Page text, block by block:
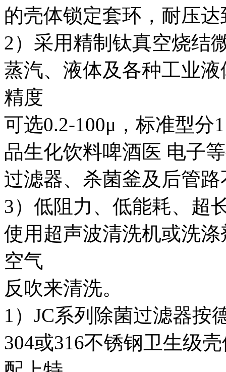
的壳体锁定套环，耐压达
2）采用精制钛真空烧结
蒸汽、液体及各种工业
精度
可选0.2-100μ，标准型分
品生化饮料啤酒医 电子
过滤器、杀菌釜及后管
3）低阻力、低能耗、超
使用超声波清洗机或洗
空气
反吹来清洗。
1 ）JC系列除菌过滤器按
304或316不锈钢卫生级